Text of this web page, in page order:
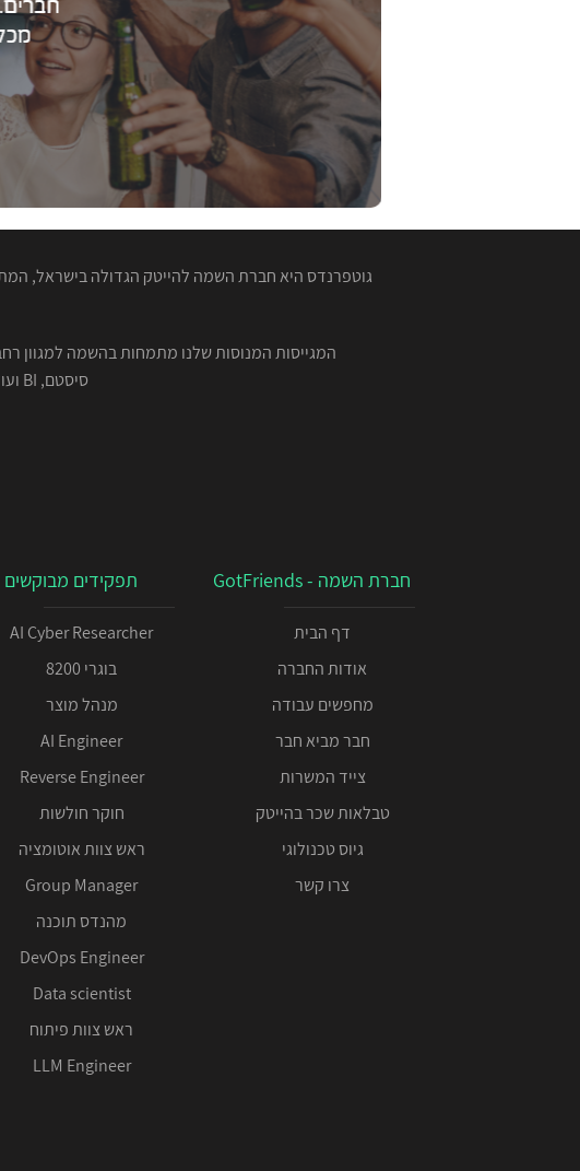
גוטפרנדס היא חברת השמה להייטק הגדולה בישראל,
סיסטם, BI ועוד. בנוסף, יש לנו מחלקות מיוחדות להשמה של בכירים ויוצאי יחידות.
חברת השמה - GotFriends
דף הבית
אודות החברה
מחפשים עבודה
חבר מביא חבר
צייד המשרות
טבלאות שכר בהייטק
גיוס טכנולוגי
צרו קשר
תפקידים מבוקשים
AI Cyber Researcher
בוגרי 8200
מנהל מוצר
AI Engineer
Reverse Engineer
חוקר חולשות
ראש צוות אוטומציה
Group Manager
מהנדס תוכנה
DevOps Engineer
Data scientist
ראש צוות פיתוח
LLM Engineer